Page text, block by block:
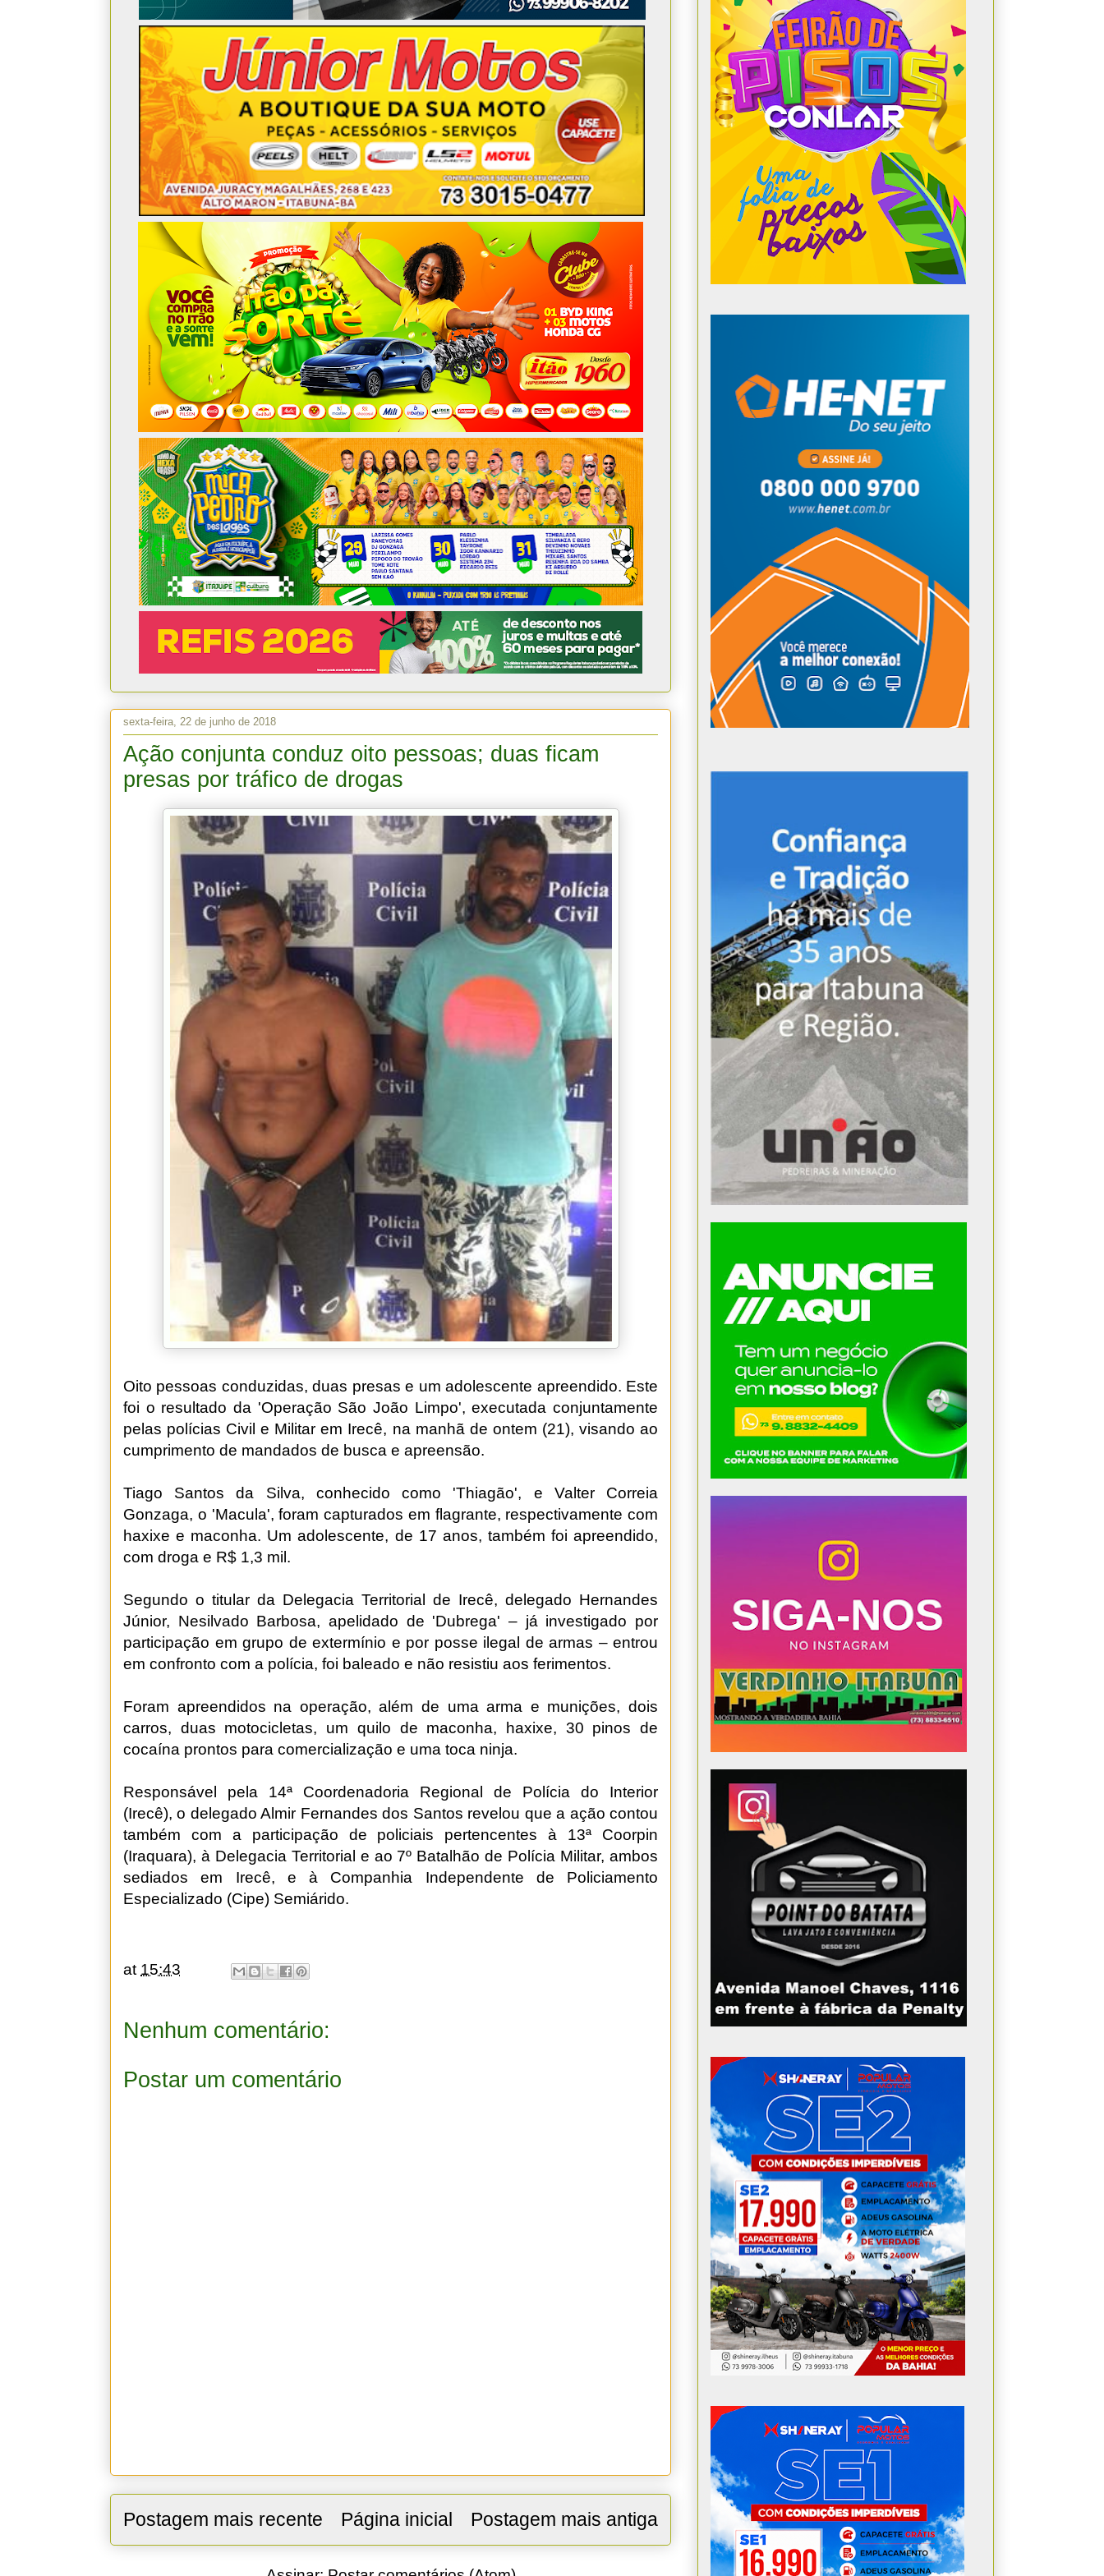
sexta-feira, 22 de junho de 2018
Ação conjunta conduz oito pessoas; duas ficam
presas por tráfico de drogas
Oito pessoas conduzidas, duas presas e um adolescente apreendido. Este
foi o resultado da 'Operação São João Limpo', executada conjuntamente
pelas polícias Civil e Militar em Irecê, na manhã de ontem (21), visando ao
cumprimento de mandados de busca e apreensão.
Tiago Santos da Silva, conhecido como 'Thiagão', e Valter Correia
Gonzaga, o 'Macula', foram capturados em flagrante, respectivamente com
haxixe e maconha. Um adolescente, de 17 anos, também foi apreendido,
com droga e R$ 1,3 mil.
Segundo o titular da Delegacia Territorial de Irecê, delegado Hernandes
Júnior, Nesilvado Barbosa, apelidado de 'Dubrega' – já investigado por
participação em grupo de extermínio e por posse ilegal de armas – entrou
em confronto com a polícia, foi baleado e não resistiu aos ferimentos.
Foram apreendidos na operação, além de uma arma e munições, dois
carros, duas motocicletas, um quilo de maconha, haxixe, 30 pinos de
cocaína prontos para comercialização e uma toca ninja.
Responsável pela 14ª Coordenadoria Regional de Polícia do Interior
(Irecê), o delegado Almir Fernandes dos Santos revelou que a ação contou
também com a participação de policiais pertencentes à 13ª Coorpin
(Iraquara), à Delegacia Territorial e ao 7º Batalhão de Polícia Militar, ambos
sediados em Irecê, e à Companhia Independente de Policiamento
Especializado (Cipe) Semiárido.
at 15:43
Nenhum comentário:
Postar um comentário
Postagem mais recente Postagem mais antiga
Página inicial